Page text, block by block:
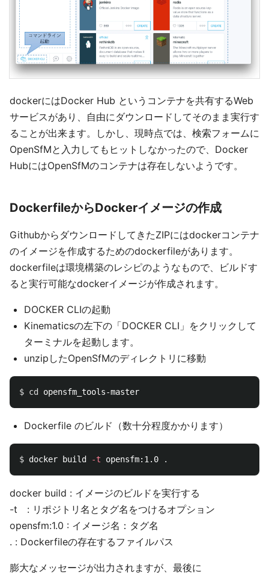
dockerにはDocker Hub というコンテナを共有するWeb
サービスがあり、自由にダウンロードしてそのまま実行す
ることが出来ます。しかし、現時点では、検索フォームに
OpenSfMと入力してもヒットしなかったので、Docker
HubにはOpenSfMのコンテナは存在しないようです。
DockerfileからDockerイメージの作成
GithubからダウンロードしてきたZIPにはdockerコンテナ
のイメージを作成するためのdockerfileがあります。
dockerfileは環境構築のレシピのようなもので、ビルドす
ると実行可能なdockerイメージが作成されます。
DOCKER CLIの起動
Kinematicsの左下の「DOCKER CLI」をクリックして
ターミナルを起動します。
unzipしたOpenSfMのディレクトリに移動
$ cd
Dockerfile のビルド（数十分程度かかります）
$ docker build -t opensfm:1.0 .
docker build : イメージのビルドを実行する
-t : リポジトリ名とタグ名をつけるオプション
opensfm:1.0 : イメージ名：タグ名
. : Dockerfileの存在するファイルパス
膨大なメッセージが出力されますが、最後に